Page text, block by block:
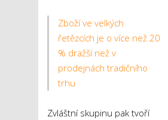
Zboží ve velkých
řetězcích je o více než 20
% dražší než v
prodejnách tradičního
trhu
Zvláštní skupinu pak tvoří